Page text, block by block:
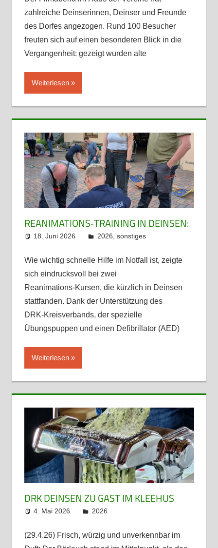
zahlreiche Deinserinnen, Deinser und Freunde
des Dorfes angezogen. Rund 100 Besucher
freuten sich auf einen besonderen Blick in die
Vergangenheit: gezeigt wurden alte
Weiterlesen
REANIMATIONS‑TRAINING IN DEINSEN:
18. Juni 2026 admin
2026, sonstiges
Wie wichtig schnelle Hilfe im Notfall ist, zeigte
sich eindrucksvoll bei zwei
Reanimations‑Kursen, die kürzlich in Deinsen
stattfanden. Dank der Unterstützung des
DRK‑Kreisverbands, der spezielle
Übungspuppen und einen Defibrillator (AED)
Weiterlesen
DRK DEINSEN ZU GAST IM KLEEHUS
4. Mai 2026 admin
2026
(29.4.26) Frisch, würzig und unverkennbar im